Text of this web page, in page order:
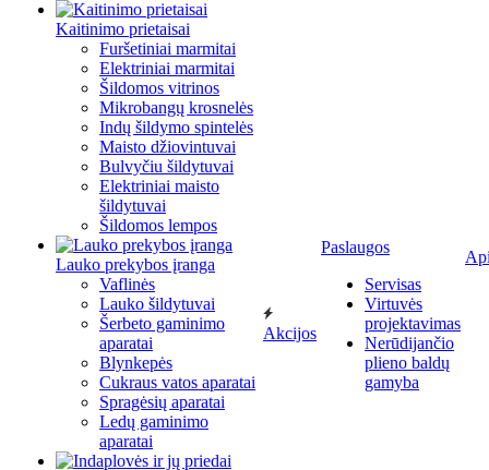
Kaitinimo prietaisai
Furšetiniai marmitai
Elektriniai marmitai
Šildomos vitrinos
Mikrobangų krosnelės
Indų šildymo spintelės
Maisto džiovintuvai
Bulvyčiu šildytuvai
Elektriniai maisto
šildytuvai
Šildomos lempos
Lauko prekybos įranga
Vaflinės
Lauko šildytuvai
Šerbeto gaminimo
aparatai
Blynkepės
Cukraus vatos aparatai
Spragėsių aparatai
Ledų gaminimo
aparatai
Akcijos
Paslaugos
Servisas
Virtuvės
projektavimas
Nerūdijančio
plieno baldų
gamyba